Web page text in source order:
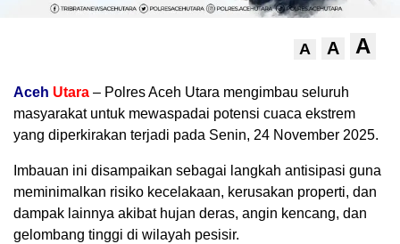
A A A
Aceh Utara – Polres Aceh Utara mengimbau seluruh
masyarakat untuk mewaspadai potensi cuaca ekstrem
yang diperkirakan terjadi pada Senin, 24 November 2025.
Imbauan ini disampaikan sebagai langkah antisipasi guna
meminimalkan risiko kecelakaan, kerusakan properti, dan
dampak lainnya akibat hujan deras, angin kencang, dan
gelombang tinggi di wilayah pesisir.